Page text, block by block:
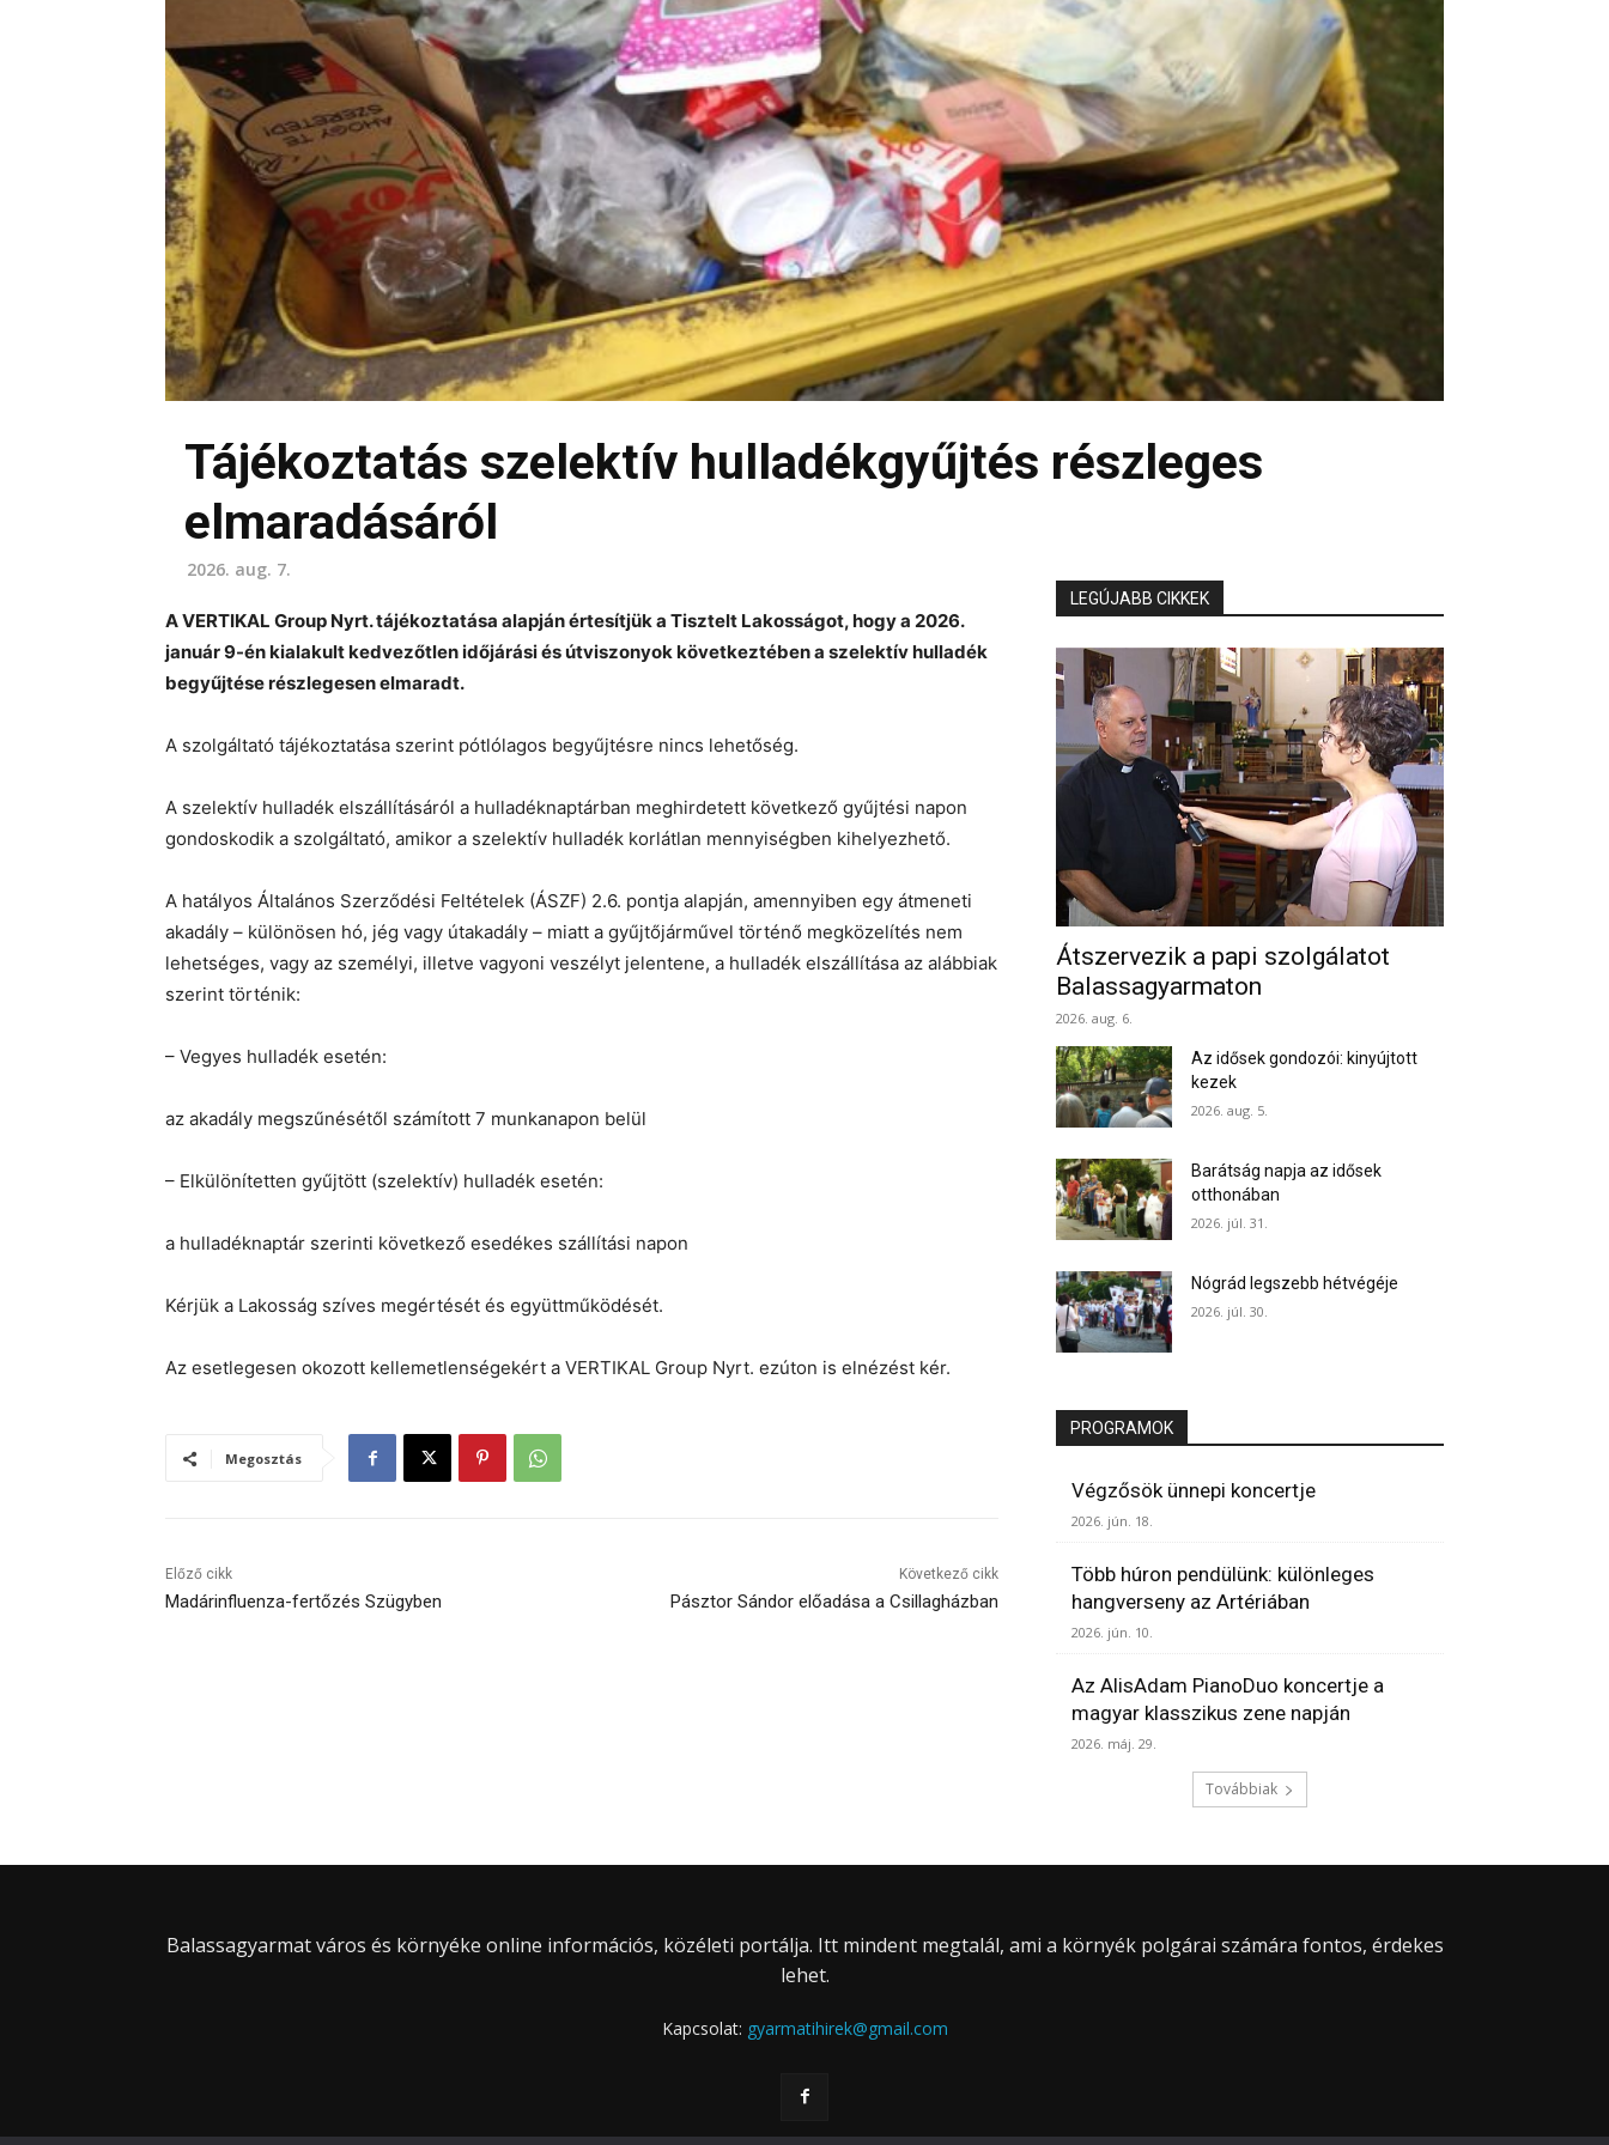
Tájékoztatás szelektív hulladékgyűjtés részleges
elmaradásáról
2026. aug. 7.
A VERTIKAL Group Nyrt. tájékoztatása alapján értesítjük a Tisztelt Lakosságot, hogy a 2026.
január 9-én kialakult kedvezőtlen időjárási és útviszonyok következtében a szelektív hulladék
begyűjtése részlegesen elmaradt.
A szolgáltató tájékoztatása szerint pótlólagos begyűjtésre nincs lehetőség.
A szelektív hulladék elszállításáról a hulladéknaptárban meghirdetett következő gyűjtési napon
gondoskodik a szolgáltató, amikor a szelektív hulladék korlátlan mennyiségben kihelyezhető.
A hatályos Általános Szerződési Feltételek (ÁSZF) 2.6. pontja alapján, amennyiben egy átmeneti
akadály – különösen hó, jég vagy útakadály – miatt a gyűjtőjárművel történő megközelítés nem
lehetséges, vagy az személyi, illetve vagyoni veszélyt jelentene, a hulladék elszállítása az alábbiak
szerint történik:
– Vegyes hulladék esetén:
az akadály megszűnésétől számított 7 munkanapon belül
– Elkülönítetten gyűjtött (szelektív) hulladék esetén:
a hulladéknaptár szerinti következő esedékes szállítási napon
Kérjük a Lakosság szíves megértését és együttműködését.
Az esetlegesen okozott kellemetlenségekért a VERTIKAL Group Nyrt. ezúton is elnézést kér.
Megosztás
Előző cikk
Madárinfluenza-fertőzés Szügyben
Következő cikk
Pásztor Sándor előadása a Csillagházban
LEGÚJABB CIKKEK
Átszervezik a papi szolgálatot
Balassagyarmaton
2026. aug. 6.
Az idősek gondozói: kinyújtott
kezek
2026. aug. 5.
Barátság napja az idősek
otthonában
2026. júl. 31.
Nógrád legszebb hétvégéje
2026. júl. 30.
PROGRAMOK
Végzősök ünnepi koncertje
2026. jún. 18.
Több húron pendülünk: különleges
hangverseny az Artériában
2026. jún. 10.
Az AlisAdam PianoDuo koncertje a
magyar klasszikus zene napján
2026. máj. 29.
Továbbiak
Balassagyarmat város és környéke online információs, közéleti portálja. Itt mindent megtalál, ami a környék polgárai számára fontos, érdekes
lehet.
Kapcsolat: gyarmatihirek@gmail.com